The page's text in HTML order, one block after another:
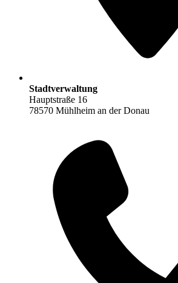
Stadtverwaltung
Hauptstraße 16
78570 Mühlheim an der Donau